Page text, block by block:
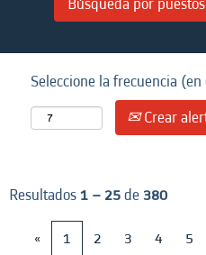
Seleccione la frecuencia
Crear
Resultados1 – 25de 380
«
1 2 3 4 5